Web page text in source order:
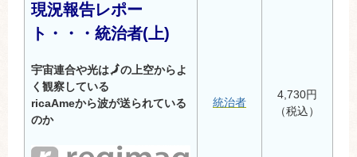
現況報告レポー
ト・・・統治者(上)
宇宙連合や光は🗾の上空からよ
く観察している
ricaAmeから波が送られている
のか
統治者
4,730円
（税込）